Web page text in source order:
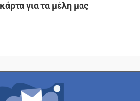
για τα μέλη μας